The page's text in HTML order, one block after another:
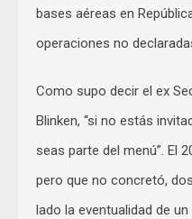
bases aéreas en
operaciones no
Como supo decir el ex
Blinken, “si no estás
seas parte del menú”. El
pero que no concretó,
lado la eventualidad de